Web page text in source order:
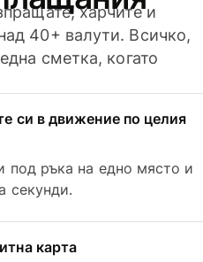
харчите и
40+ валути. Всичко,
сметка, когато
си в движение по целия
под ръка на едно място и
секунди.
карта